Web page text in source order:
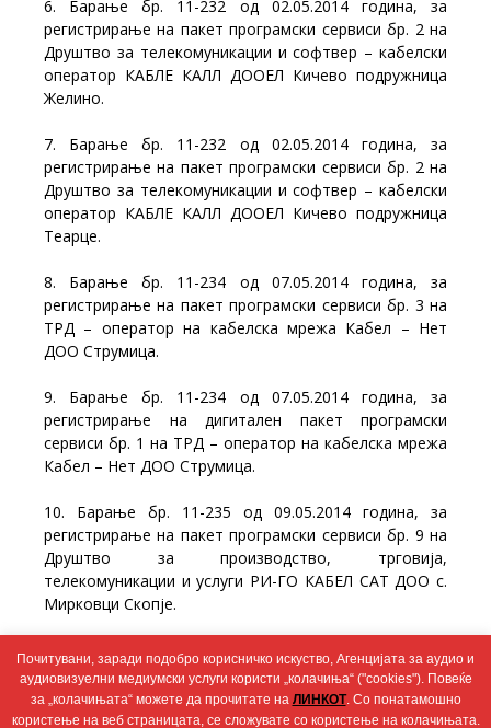
6. Барање бр. 11-232 од 02.05.2014 година, за
регистрирање на пакет програмски сервиси бр. 2 на
Друштво за телекомуникации и софтвер – кабелски
оператор КАБЛЕ КАЛЛ ДООЕЛ Кичево подружница
Желино.
7. Барање бр. 11-232 од 02.05.2014 година, за
регистрирање на пакет програмски сервиси бр. 2 на
Друштво за телекомуникации и софтвер – кабелски
оператор КАБЛЕ КАЛЛ ДООЕЛ Кичево подружница
Теарце.
8. Барање бр. 11-234 од 07.05.2014 година, за
регистрирање на пакет програмски сервиси бр. 3 на
ТРД – оператор на кабелска мрежа Кабел – Нет
ДОО Струмица.
9. Барање бр. 11-234 од 07.05.2014 година, за
регистрирање на дигитален пакет програмски
сервиси бр. 1 на ТРД – оператор на кабелска мрежа
Кабел – Нет ДОО Струмица.
10. Барање бр. 11-235 од 09.05.2014 година, за
регистрирање на пакет програмски сервиси бр. 9 на
Друштво за производство, трговија,
телекомуникации и услуги РИ-ГО КАБЕЛ САТ ДОО с.
Мирковци Скопје.
Почитувани, заради подобро корисничко искуство, Агенцијата за аудио и
аудиовизуелни медиумски услуги користи „колачиња“ ("cookies"). Повеќе
за „колачињата“ можете да прочитате на ЛИНКОТ. Со понатамошно
користење на веб страницата, се сложувате со користење на колачињата.